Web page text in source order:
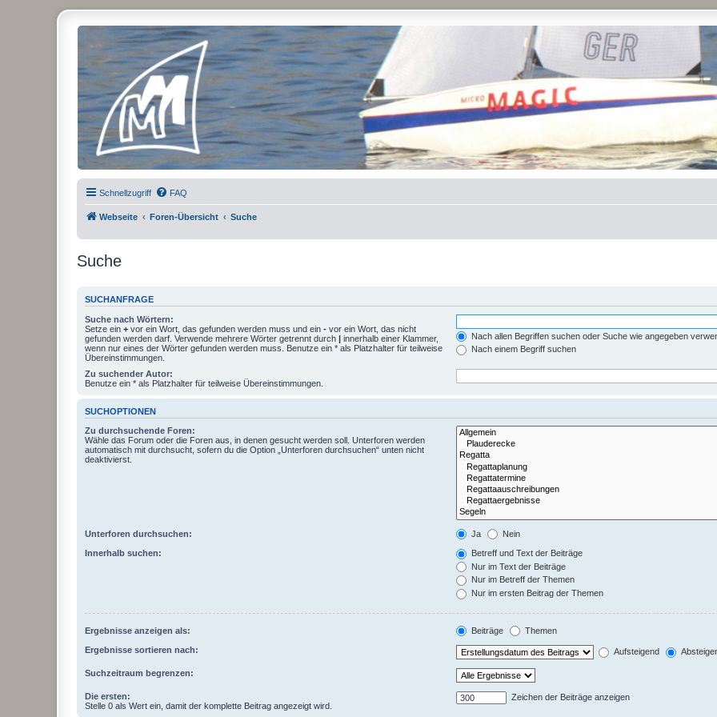
Micro Magic Forum Deutschland
Schnellzugriff FAQ
Webseite Foren-Übersicht Suche
Suche
SUCHANFRAGE
Suche nach Wörtern:
Setze ein + vor ein Wort, das gefunden werden muss und ein - vor ein Wort, das nicht
gefunden werden darf. Verwende mehrere Wörter getrennt durch | innerhalb einer Klammer,
wenn nur eines der Wörter gefunden werden muss. Benutze ein * als Platzhalter für teilweise
Übereinstimmungen.
Nach allen Begriffen suchen oder Suche wie angegeben
Nach einem Begriff suchen
Zu suchender Autor:
Benutze ein * als Platzhalter für teilweise Übereinstimmungen.
SUCHOPTIONEN
Zu durchsuchende Foren:
Wähle das Forum oder die Foren aus, in denen gesucht werden soll. Unterforen werden
automatisch mit durchsucht, sofern du die Option „Unterforen durchsuchen“ unten nicht
deaktivierst.
Unterforen durchsuchen: Ja Nein
Innerhalb suchen:
Betreff und Text der Beiträge
Nur im Text der Beiträge
Nur im Betreff der Themen
Nur im ersten Beitrag der Themen
Ergebnisse anzeigen als: Beiträge Themen
Ergebnisse sortieren nach: Aufsteigend
Suchzeitraum begrenzen:
Die ersten:
Stelle 0 als Wert ein, damit der komplette Beitrag angezeigt wird.
Zeichen der Beiträge anzeigen